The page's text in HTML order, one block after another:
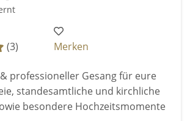
(3)
Merken
professioneller Gesang für eure
standesamtliche und kirchliche
besondere Hochzeitsmomente